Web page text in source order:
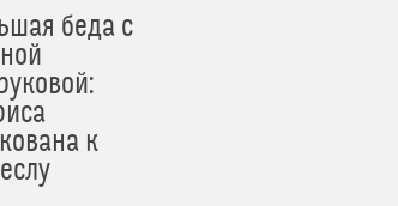
беда с
к